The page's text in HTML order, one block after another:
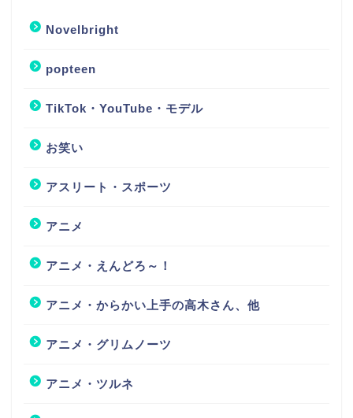
Novelbright
popteen
TikTok・YouTube・モデル
お笑い
アスリート・スポーツ
アニメ
アニメ・えんどろ～！
アニメ・からかい上手の高木さん、他
アニメ・グリムノーツ
アニメ・ツルネ